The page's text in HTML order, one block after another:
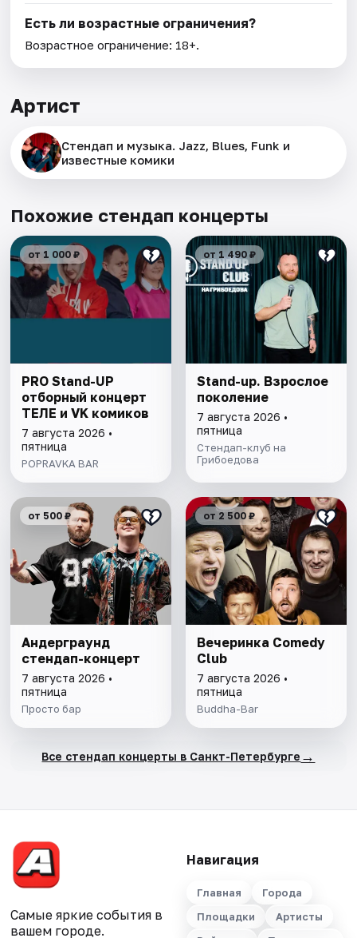
Есть ли возрастные ограничения?
Возрастное ограничение: 18+.
Артист
Стендап и музыка. Jazz, Blues, Funk и
известные комики
Похожие стендап концерты
от 1 000 ₽
PRO Stand-UP
отборный концерт
ТЕЛЕ и VK комиков
7 августа 2026 •
пятница
POPRAVKA BAR
от 1 490 ₽
Stand-up. Взрослое
поколение
7 августа 2026 •
пятница
Стендап-клуб на
Грибоедова
от 500 ₽
Андерграунд
стендап-концерт
7 августа 2026 •
пятница
Просто бар
от 2 500 ₽
Вечеринка Comedy
Club
7 августа 2026 •
пятница
Buddha-Bar
Все стендап концерты в Санкт-Петербурге →
Самые яркие события в
вашем городе.
Навигация
Главная
Города
Площадки
Артисты